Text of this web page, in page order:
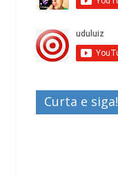
Curta e siga!